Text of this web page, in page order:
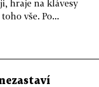
hraje na klávesy
vše. Po...